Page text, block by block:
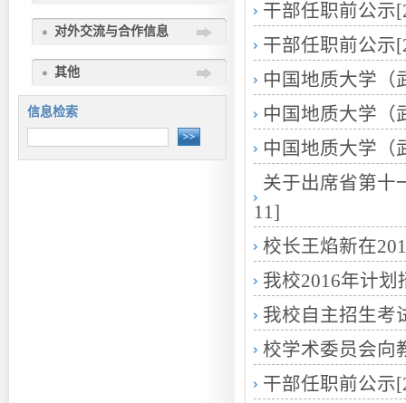
对外交流与合作信息
其他
信息检索
干部任职前公示
干部任职前公示
中国地质大学（
中国地质大学（
中国地质大学（
关于出席省第十
11]
校长王焰新在
我校2016年计划
我校自主招生考
校学术委员会向
干部任职前公示